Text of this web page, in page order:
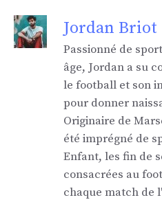
Jordan Briot
Passionné de
âge, Jordan a su
le football et son
pour donner
Originaire de
été imprégné de
Enfant, les fin de
consacrées au
chaque match de